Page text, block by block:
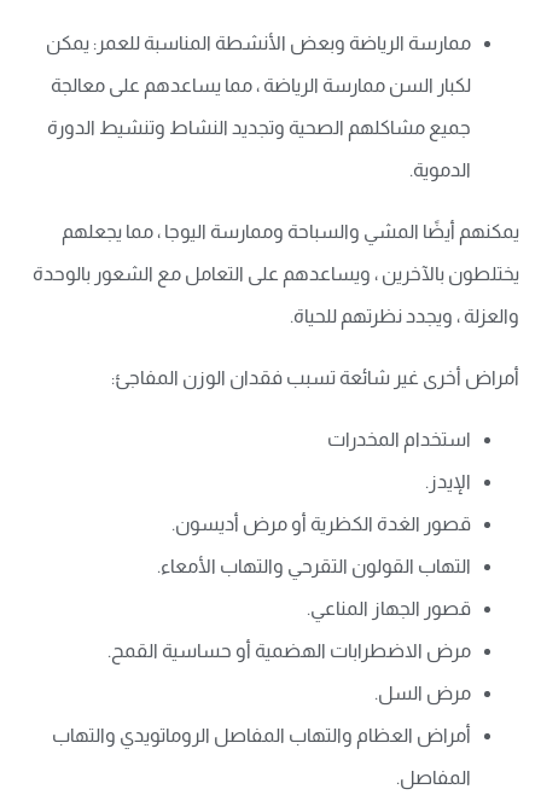
ممارسة الرياضة وبعض الأنشطة المناسبة للعمر: يمكن
لكبار السن ممارسة الرياضة ، مما يساعدهم على معالجة
جميع مشاكلهم الصحية وتجديد النشاط وتنشيط الدورة
الدموية.
يمكنهم أيضًا المشي والسباحة وممارسة اليوجا ، مما يجعلهم
يختلطون بالآخرين ، ويساعدهم على التعامل مع الشعور بالوحدة
والعزلة ، ويجدد نظرتهم للحياة.
أمراض أخرى غير شائعة تسبب فقدان الوزن المفاجئ:
استخدام المخدرات
الإيدز.
قصور الغدة الكظرية أو مرض أديسون.
التهاب القولون التقرحي والتهاب الأمعاء.
قصور الجهاز المناعي.
مرض الاضطرابات الهضمية أو حساسية القمح.
مرض السل.
أمراض العظام والتهاب المفاصل الروماتويدي والتهاب
المفاصل.